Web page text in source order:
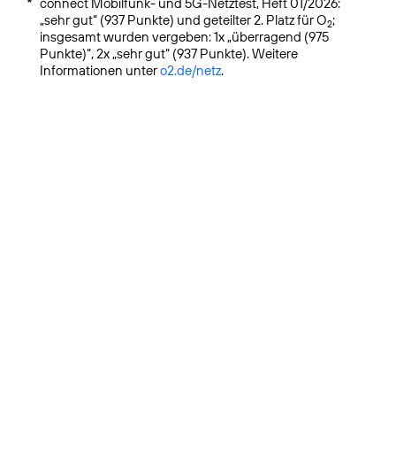
„sehr gut“ (937 Punkte) und geteilter 2. Platz für O2;
insgesamt wurden vergeben: 1x „überragend (975
Punkte)“, 2x „sehr gut“ (937 Punkte). Weitere
Informationen untero2.de/netz.